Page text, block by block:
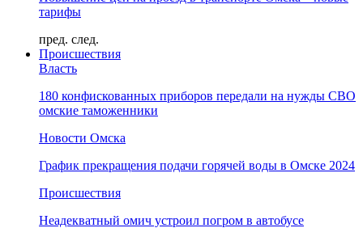
тарифы
пред. след.
Происшествия
Власть
180 конфискованных приборов передали на нужды СВО
омские таможенники
Новости Омска
График прекращения подачи горячей воды в Омске 2024
Происшествия
Неадекватный омич устроил погром в автобусе